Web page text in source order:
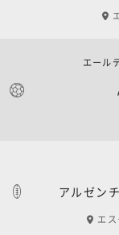
エー
アルゼン
エ